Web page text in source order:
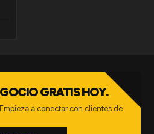
GRATIS HOY.
a conectar con clientes de